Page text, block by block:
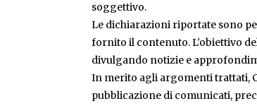
soggettivo.
Le dichiarazioni riportate sono
fornito il contenuto. L'obiettivo
divulgando notizie e
In merito agli argomenti trattati,
pubblicazione di comunicati,